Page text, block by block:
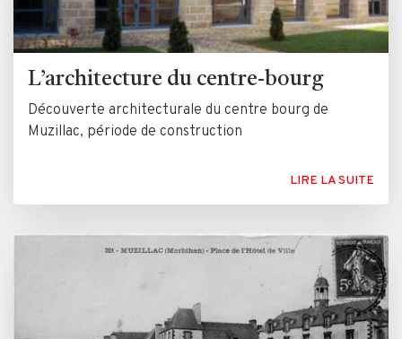
L’architecture du centre-bourg
Découverte architecturale du centre bourg de
Muzillac, période de construction
LIRE LA SUITE